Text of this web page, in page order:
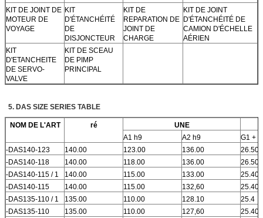
KIT DE JOINT DE
MOTEUR DE
VOYAGE
KIT
D'ÉTANCHÉITÉ
DE
DISJONCTEUR
KIT DE
REPARATION DE
JOINT DE
CHARGE
KIT DE JOINT
D'ÉTANCHÉITÉ DE
CAMION D'ÉCHELLE
AÉRIEN
KIT
D'ETANCHEITE
DE SERVO-
VALVE
KIT DE SCEAU
DE PIMP
PRINCIPAL
5. DAS SIZE SERIES TABLE
NOM DE L'ART ré
UNE
A1 h9
A2 h9
G1 +
-DAS140-123
140.00 123.00 136.00
26.50
-DAS140-118
140.00 118.00 136.00
26.50
-DAS140-115 / 1
140.00 115.00 133.00
25.40
-DAS140-115
140.00 115.00 132,60
25.40
-DAS135-110 / 1
135.00 110.00 128.10
25.4
-DAS135-110
135.00 110.00 127,60
25.40